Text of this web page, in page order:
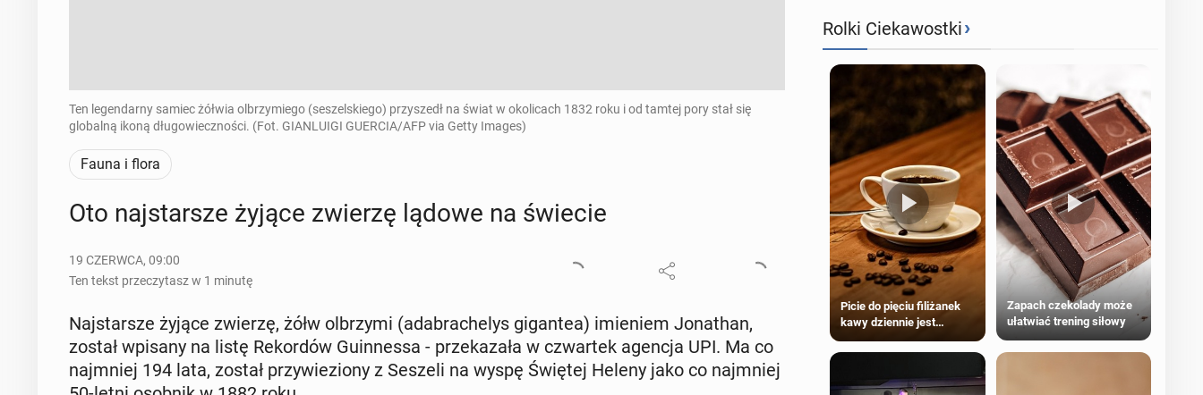
Ten legendarny samiec żółwia olbrzymiego (seszelskiego) przyszedł na świat w okolicach 1832 roku i od tamtej pory stał się
globalną ikoną długowieczności. (Fot. GIANLUIGI GUERCIA/AFP via Getty Images)
Fauna i flora
Oto naj­star­sze żyjące zwierzę lądowe na świecie
19 CZERWCA, 09:00
Ten tekst przeczytasz w 1 minutę
Naj­star­sze żyjące zwierzę, żółw ol­brzy­mi (ada­bra­che­lys gi­gan­tea) imie­niem Jo­na­than,
został wpisany na listę Re­kor­dów Gu­in­nes­sa - prze­ka­za­ła w czwar­tek agencja UPI. Ma co
naj­mniej 194 lata, został przy­wie­zio­ny z Seszeli na wyspę Świętej Heleny jako co naj­mniej
Rolki Ciekawostki›
Picie do pięciu filiżanek
kawy dziennie jest
większości dorosłych
Zapach czekolady może
ułatwiać trening siłowy